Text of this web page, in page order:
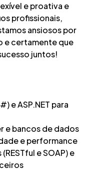
e proativa e
profissionais,
ansiosos por
e certamente que
juntos!
e ASP.NET para
e bancos de dados
e performance
e SOAP) e